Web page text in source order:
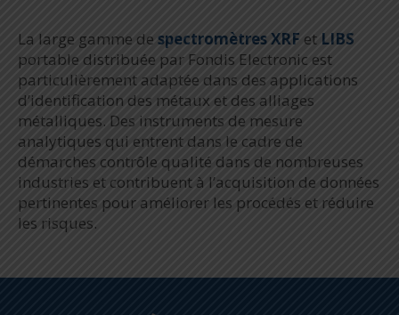
La large gamme de spectromètres XRF et LIBS
portable distribuée par Fondis Electronic est
particulièrement adaptée dans des applications
d’identification des métaux et des alliages
métalliques. Des instruments de mesure
analytiques qui entrent dans le cadre de
démarches contrôle qualité dans de nombreuses
industries et contribuent à l’acquisition de données
pertinentes pour améliorer les procédés et réduire
les risques.